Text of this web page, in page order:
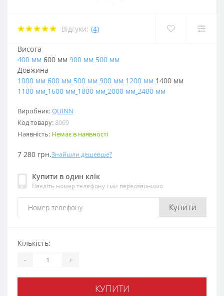
Відгуки: (4)
Виробник:QUINN
Код товару: 8969
Наявність: Немає в наявності
7 280 грн.Знайшли дешевше?
Купити в один клік
Введіть номер телефону і ми передзвонимо
Купити
Висота
400 мм 600 мм 900 мм 500 мм
Довжина
1000 мм 600 мм 500 мм 900 мм 1200 мм 1400 мм
1100 мм 1600 мм 1800 мм 2000 мм 2400 мм
Кількість:
- +
КУПИТИ